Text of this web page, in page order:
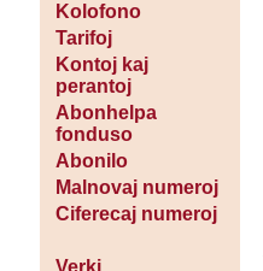
Kolofono
Tarifoj
Kontoj kaj
perantoj
Abonhelpa
fonduso
Abonilo
Malnovaj numeroj
Ciferecaj numeroj